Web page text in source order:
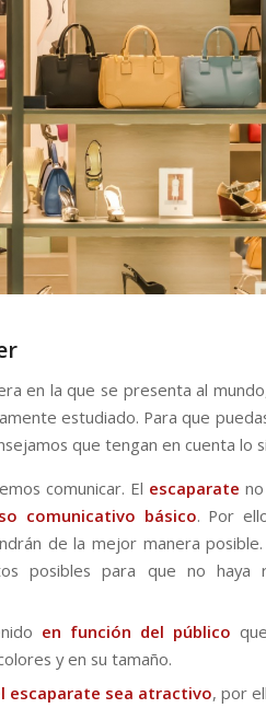
en la que se presenta al
estudiado. Para que
que tengan en cuenta lo
comunicar. El escaparate
comunicativo básico. Por
de la mejor manera
posibles para que no haya
en función del público
y en su tamaño.
escaparate sea atractivo, por